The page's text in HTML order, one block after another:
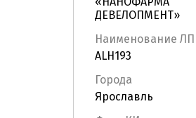
ДЕВЕЛОПМЕНТ»
Наименование ЛП
ALH193
Города
Ярославль